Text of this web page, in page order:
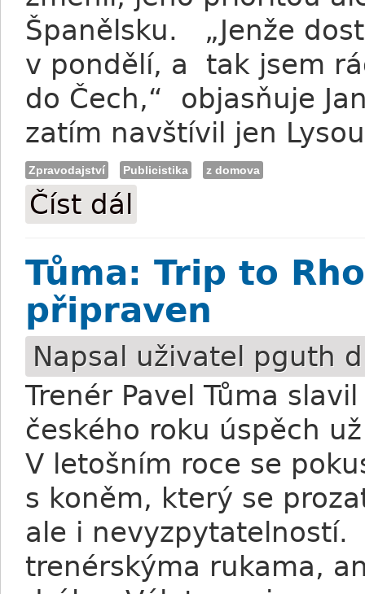
Španělsku. „Jenže
v pondělí, a tak jsem
do Čech,“ objasňuje
zatím navštívil jen
Zpravodajství Publicistika z domova
Číst dál
Tůma: Trip to
připraven
Napsal uživatel pguth
Trenér Pavel Tůma
českého roku úspěch
V letošním roce se
s koněm, který se
ale i nevyzpytatelností.
trenérskýma rukama,